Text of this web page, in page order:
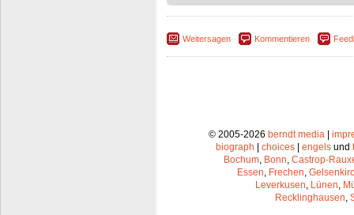
Weitersagen Kommentieren
© 2005-2026 berndt media|
biograph
choices engels und
Bochum, Bonn, Castrop-
Essen, Frechen,
Leverkusen, Lünen,
Recklinghausen,